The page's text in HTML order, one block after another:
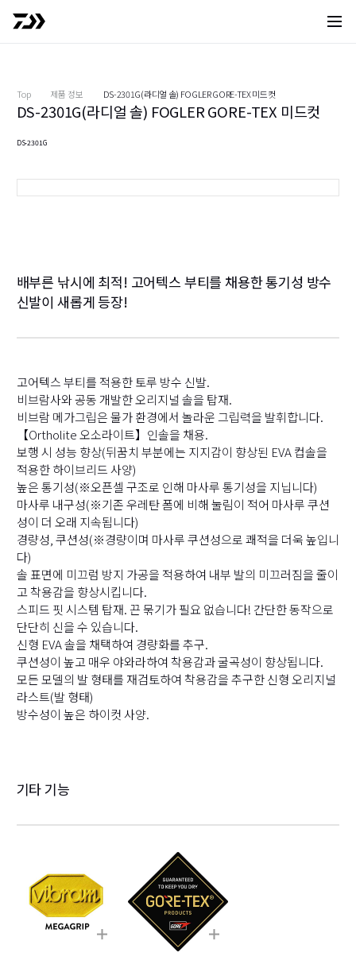
사이
Top 제품 정보 DS-2301G(라디얼 솔) FOGLER GORE-TEX 미드컷
DS-2301G(라디얼 솔) FOGLER GORE-TEX 미드컷
DS-2301G
배부른 낚시에 최적! 고어텍스 부티를 채용한 통기성 방수
신발이 새롭게 등장!
고어텍스 부티를 적용한 토루 방수 신발.
비브람사와 공동 개발한 오리지널 솔을 탑재.
비브람 메가그립은 물가 환경에서 놀라운 그립력을 발휘합니다.
【Ortholite 오소라이트】인솔을 채용.
보행 시 성능 향상(뒤꿈치 부분에는 지지감이 향상된 EVA 컵솔을
적용한 하이브리드 사양)
높은 통기성(※오픈셀 구조로 인해 마사루 통기성을 지닙니다)
마사루 내구성(※기존 우레탄 폼에 비해 눌림이 적어 마사루 쿠션
성이 더 오래 지속됩니다)
경량성, 쿠션성(※경량이며 마사루 쿠션성으로 쾌적을 더욱 높입니
다)
솔 표면에 미끄럼 방지 가공을 적용하여 내부 발의 미끄러짐을 줄이
고 착용감을 향상시킵니다.
스피드 핏 시스템 탑재. 끈 묶기가 필요 없습니다! 간단한 동작으로
단단히 신을 수 있습니다.
신형 EVA 솔을 채택하여 경량화를 추구.
쿠션성이 높고 매우 야와라하여 착용감과 굴곡성이 향상됩니다.
모든 모델의 발 형태를 재검토하여 착용감을 추구한 신형 오리지널
라스트(발 형태)
방수성이 높은 하이컷 사양.
기타 기능